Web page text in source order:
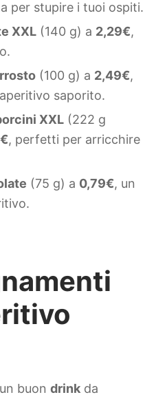
per stupire i tuoi ospiti.
XXL (140 g) a 2,29€,
(100 g) a 2,49€,
saporito.
XXL (222 g
, perfetti per arricchire
(75 g) a 0,79€, un
buon drink da